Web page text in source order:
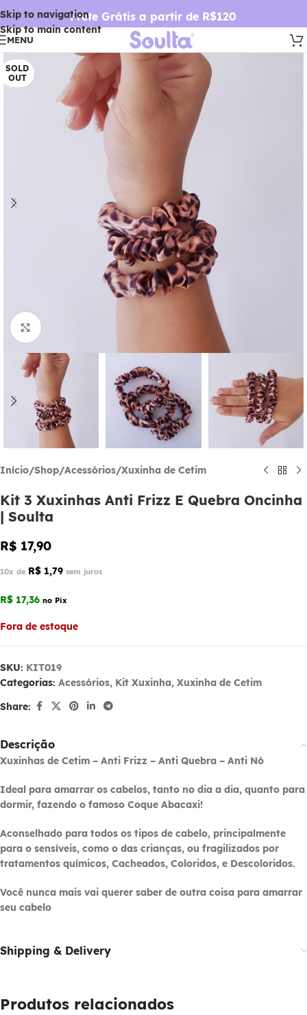
Skip to navigation
Skip to main content
Frete Grátis a partir de R$120
MENU
SOLD
OUT
Click to enlarge
Início/Shop/Acessórios/Xuxinha de Cetim
Kit 3 Xuxinhas Anti Frizz E Quebra Oncinha
| Soulta
R$ 17,90
10x de R$ 1,79 sem juros
R$ 17,36 no Pix
Fora de estoque
SKU: KIT019
Categorias: Acessórios, Kit Xuxinha, Xuxinha de Cetim
Share:
Descrição
Xuxinhas de Cetim – Anti Frizz – Anti Quebra – Anti Nó
Ideal para amarrar os cabelos, tanto no dia a dia, quanto para
dormir, fazendo o famoso Coque Abacaxi!
Aconselhado para todos os tipos de cabelo, principalmente
para o sensíveis, como o das crianças, ou fragilizados por
tratamentos químicos, Cacheados, Coloridos, e Descoloridos.
Você nunca mais vai querer saber de outra coisa para amarrar
seu cabelo
Shipping & Delivery
Produtos relacionados